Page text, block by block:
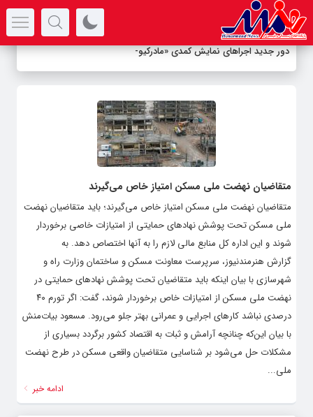
دور جدید اجراهای نمایش کمدی «مادرکیو»-
متقاضیان نهضت ملی مسکن امتیاز خاص می‌گیرند
متقاضیان نهضت ملی مسکن امتیاز خاص می‌گیرند؛ باید متقاضیان نهضت
ملی مسکن تحت پوشش نهادهای حمایتی از امتیازات خاصی برخوردار
شوند و این اداره کل منابع مالی لازم را به آنها اختصاص دهد. به
گزارش هنرمندنیوز، سرپرست معاونت مسکن و ساختمان وزارت راه و
شهرسازی با بیان اینکه باید متقاضیان تحت پوشش نهادهای حمایتی در
نهضت ملی مسکن از امتیازات خاص برخوردار شوند، گفت: اگر تورم ۴۰
درصدی نباشد کارهای اجرایی و عمرانی بهتر جلو می‌رود. مسعود بیات‌منش
با بیان این‌که چنانچه آرامش و ثبات به اقتصاد کشور برگردد بسیاری از
مشکلات حل می‌شود بر شناسایی متقاضیان واقعی مسکن در طرح نهضت
ملی...
ادامه خبر